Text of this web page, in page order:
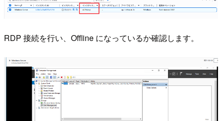
RDP 接続を行い、Offline になっているか確認します。